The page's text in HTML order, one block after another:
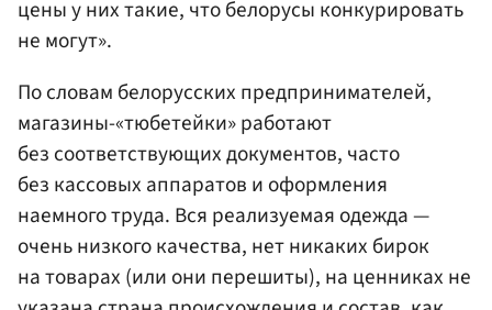
цены у них такие, что белорусы конкурировать
не могут».
По словам белорусских предпринимателей,
магазины-«тюбетейки» работают
без соответствующих документов, часто
без кассовых аппаратов и оформления
наемного труда. Вся реализуемая одежда —
очень низкого качества, нет никаких бирок
на товарах (или они перешиты), на ценниках не